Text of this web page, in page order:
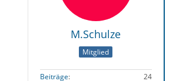
M.Schulze
Mitglied
Beiträge
24